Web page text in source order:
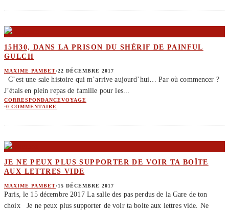
15H30, DANS LA PRISON DU SHÉRIF DE PAINFUL
GULCH
MAXIME PAMBET·22 DÉCEMBRE 2017
C’est une sale histoire qui m’arrive aujourd’hui… Par où commencer ?
J’étais en plein repas de famille pour les...
CORRESPONDANCEVOYAGE
·0 COMMENTAIRE
JE NE PEUX PLUS SUPPORTER DE VOIR TA BOÎTE
AUX LETTRES VIDE
MAXIME PAMBET·15 DÉCEMBRE 2017
Paris, le 15 décembre 2017 La salle des pas perdus de la Gare de ton
choix Je ne peux plus supporter de voir ta boite aux lettres vide. Ne